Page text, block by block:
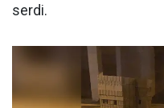
serdi.